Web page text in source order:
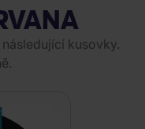
kusovky.